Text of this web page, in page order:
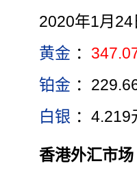
2020年1月24
黄金 ：
铂金 ：
白银 ：4.219
香港外汇市场